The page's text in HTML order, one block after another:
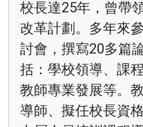
校長達25年，曾帶
改革計劃。多年來
討會，撰寫20多篇
括：學校領導、課
教師專業發展等。
導師、擬任校長資